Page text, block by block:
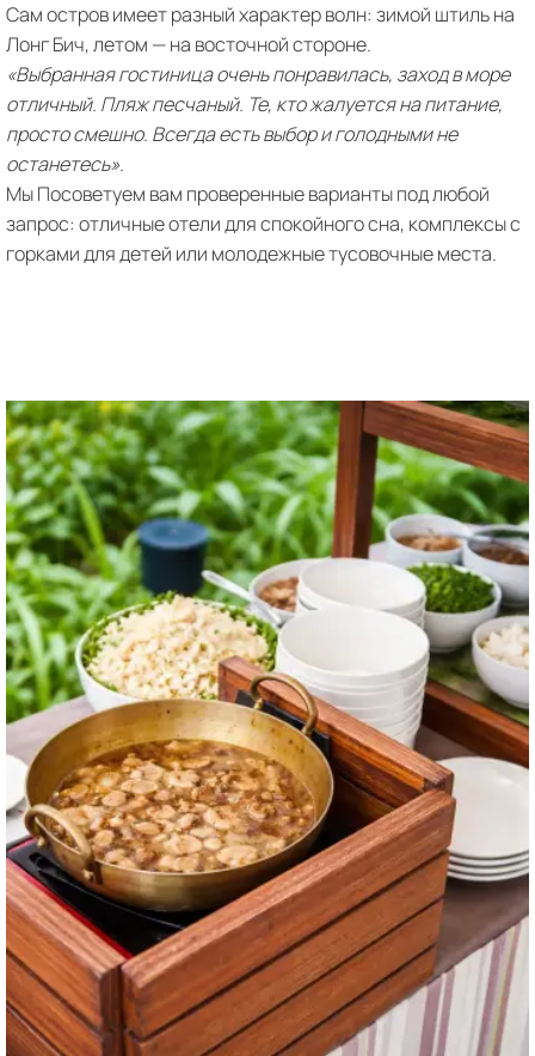
Сам остров имеет разный характер волн: зимой штиль на
Лонг Бич, летом — на восточной стороне.
«Выбранная гостиница очень понравилась, заход в море
отличный. Пляж песчаный. Те, кто жалуется на питание,
просто смешно. Всегда есть выбор и голодными не
останетесь».
Мы Посоветуем вам проверенные варианты под любой
запрос: отличные отели для спокойного сна, комплексы с
горками для детей или молодежные тусовочные места.